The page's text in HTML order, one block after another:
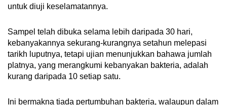
untuk diuji keselamatannya.
Sampel telah dibuka selama lebih daripada 30 hari,
kebanyakannya sekurang-kurangnya setahun melepasi
tarikh luputnya, tetapi ujian menunjukkan bahawa jumlah
platnya, yang merangkumi kebanyakan bakteria, adalah
kurang daripada 10 setiap satu.
Ini bermakna tiada pertumbuhan bakteria, walaupun dalam